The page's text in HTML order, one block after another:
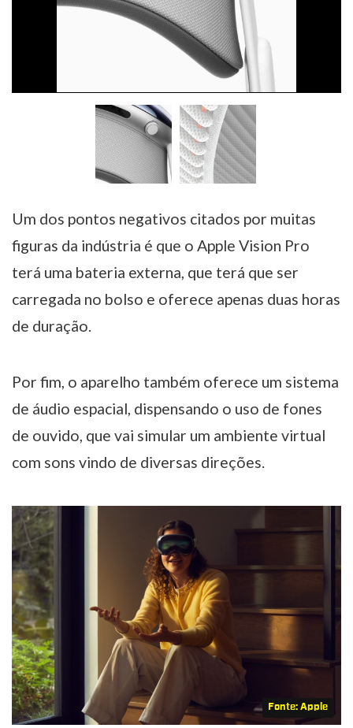
Um dos pontos negativos citados por muitas
figuras da indústria é que o Apple Vision Pro
terá uma bateria externa, que terá que ser
carregada no bolso e oferece apenas duas horas
de duração.
Por fim, o aparelho também oferece um sistema
de áudio espacial, dispensando o uso de fones
de ouvido, que vai simular um ambiente virtual
com sons vindo de diversas direções.
Fonte: Apple